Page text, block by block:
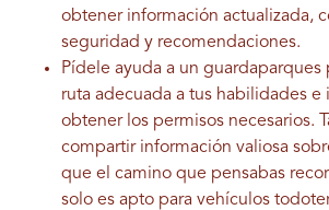
obtener información actualizada,
seguridad y recomendaciones.
Pídele ayuda a un guardaparques
ruta adecuada a tus habilidades e
obtener los permisos necesarios.
compartir información valiosa
que el camino que pensabas
solo es apto para vehículos